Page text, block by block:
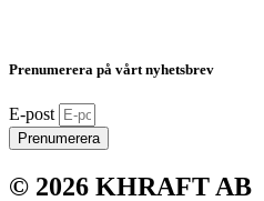
Prenumerera på vårt nyhetsbrev
E-post
Prenumerera
© 2026 KHRAFT AB